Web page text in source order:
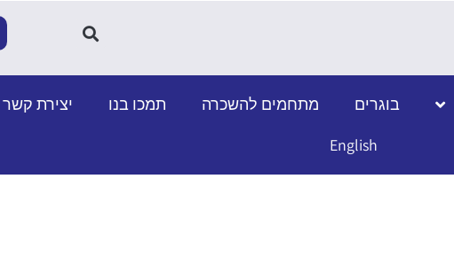
בוגרים מתחמים להשכרה תמכו בנו יצירת קשר
English